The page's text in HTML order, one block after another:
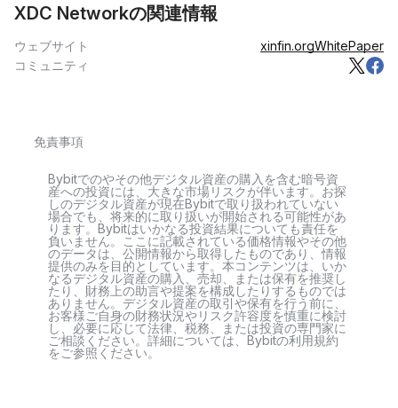
XDC Networkの関連情報
ウェブサイト xinfin.orgWhitePaper
コミュニティ
免責事項
Bybitでのやその他デジタル資産の購入を含む暗号資
産への投資には、大きな市場リスクが伴います。お探
しのデジタル資産が現在Bybitで取り扱われていない
場合でも、将来的に取り扱いが開始される可能性があ
ります。Bybitはいかなる投資結果についても責任を
負いません。ここに記載されている価格情報やその他
のデータは、公開情報から取得したものであり、情報
提供のみを目的としています。本コンテンツは、いか
なるデジタル資産の購入、売却、または保有を推奨し
たり、財務上の助言や提案を構成したりするものでは
ありません。デジタル資産の取引や保有を行う前に、
お客様ご自身の財務状況やリスク許容度を慎重に検討
し、必要に応じて法律、税務、または投資の専門家に
ご相談ください。詳細については、Bybitの利用規約
をご参照ください。